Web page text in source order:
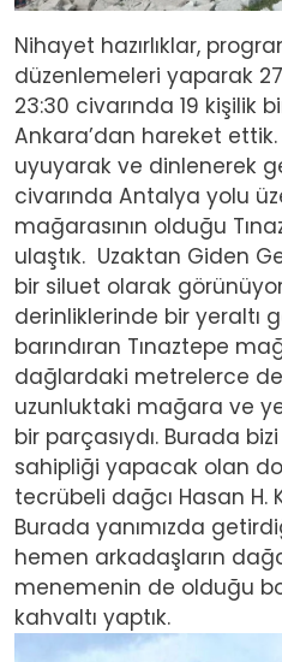
Nihayet hazırlıklar,
düzenlemeleri yaparak
23:30 civarında 19 kişilik
Ankara’dan hareket
uyuyarak ve dinlenerek
civarında Antalya yolu
mağarasının olduğu
ulaştık. Uzaktan Giden
bir siluet olarak
derinliklerinde bir yeraltı
barındıran Tınaztepe
dağlardaki metrelerce
uzunluktaki mağara ve
bir parçasıydı. Burada
sahipliği yapacak olan
tecrübeli dağcı Hasan H.
Burada yanımızda
hemen arkadaşların
menemenin de olduğu
kahvaltı yaptık.
Image